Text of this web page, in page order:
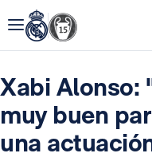
Xabi Alonso:
muy buen
una